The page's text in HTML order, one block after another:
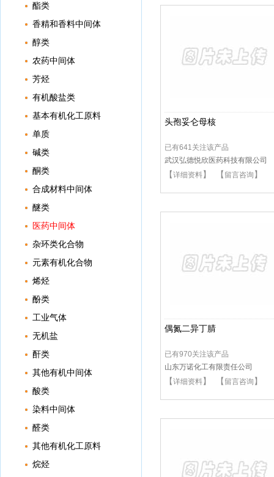
酯类
香精和香料中间体
醇类
农药中间体
芳烃
有机酸盐类
基本有机化工原料
单质
碱类
酮类
合成材料中间体
醚类
医药中间体
杂环类化合物
元素有机化合物
烯烃
酚类
工业气体
无机盐
酐类
其他有机中间体
酸类
染料中间体
醛类
其他有机化工原料
烷烃
头孢妥仑母核
已有641关注该产品
武汉弘德悦欣医药科技有限公司
【详细资料】 【 留言咨询 】
偶氮二异丁腈
已有970关注该产品
山东万诺化工有限责任公司
【详细资料】 【 留言咨询 】